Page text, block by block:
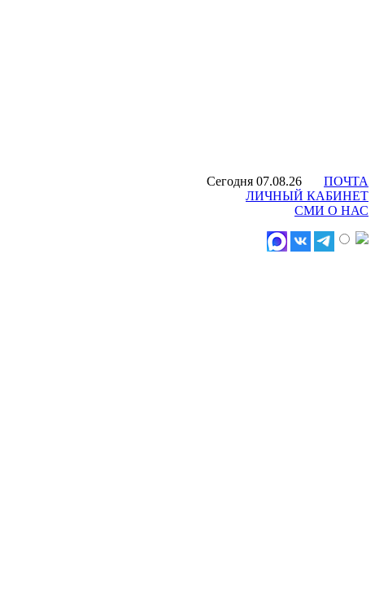
Сегодня 07.08.26
ПОЧТА
ЛИЧНЫЙ КАБИНЕТ
СМИ О НАС